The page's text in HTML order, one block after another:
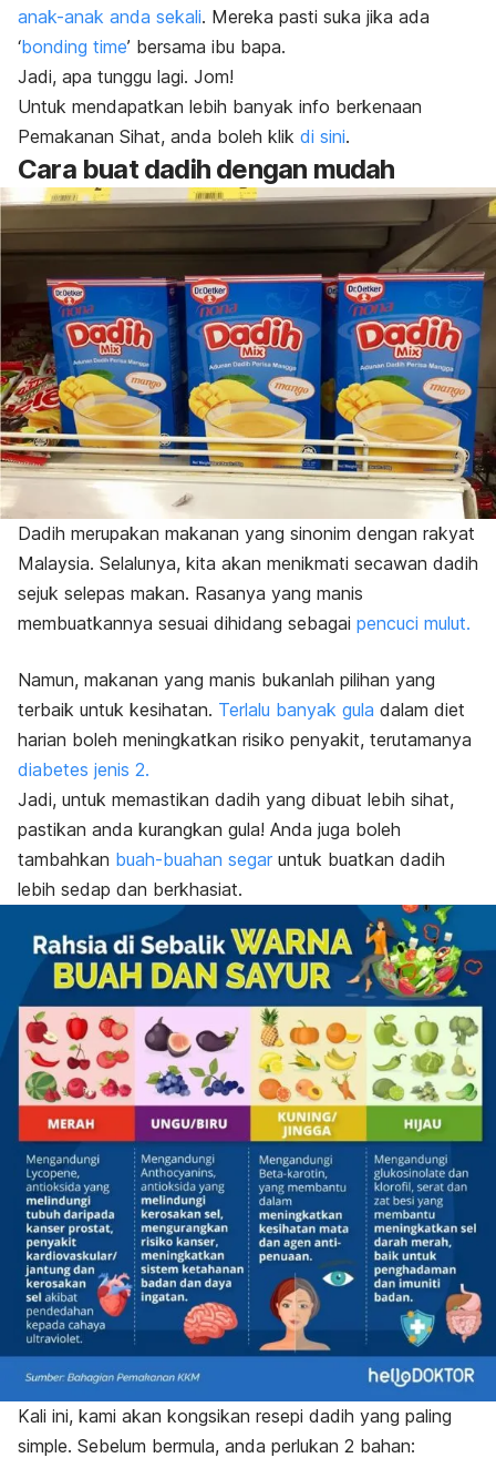
anak-anak anda sekali. Mereka pasti suka jika ada
‘bonding time’ bersama ibu bapa.
Jadi, apa tunggu lagi. Jom!
Untuk mendapatkan lebih banyak info berkenaan
Pemakanan Sihat, anda boleh klik di sini.
Cara buat dadih dengan mudah
Dadih merupakan makanan yang sinonim dengan rakyat
Malaysia. Selalunya, kita akan menikmati secawan dadih
sejuk selepas makan. Rasanya yang manis
membuatkannya sesuai dihidang sebagai pencuci mulut.
Namun, makanan yang manis bukanlah pilihan yang
terbaik untuk kesihatan. Terlalu banyak gula dalam diet
harian boleh meningkatkan risiko penyakit, terutamanya
diabetes jenis 2.
Jadi, untuk memastikan dadih yang dibuat lebih sihat,
pastikan anda kurangkan gula! Anda juga boleh
tambahkan buah-buahan segar untuk buatkan dadih
lebih sedap dan berkhasiat.
Kali ini, kami akan kongsikan resepi dadih yang paling
simple. Sebelum bermula, anda perlukan 2 bahan: